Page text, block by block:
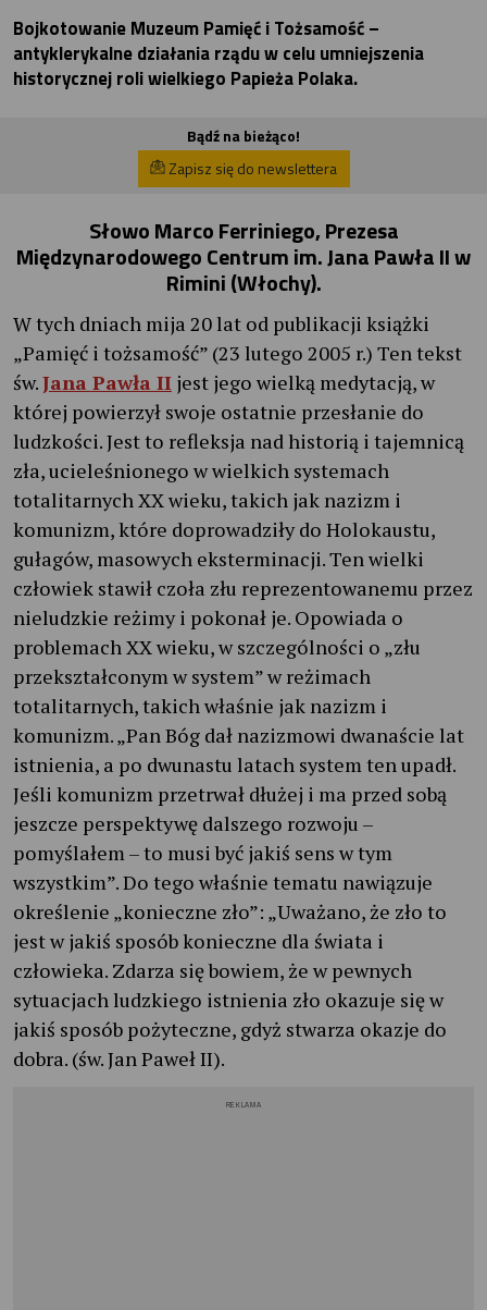
Bojkotowanie Muzeum Pamięć i Tożsamość –
antyklerykalne działania rządu w celu umniejszenia
historycznej roli wielkiego Papieża Polaka.
Bądź na bieżąco!
Zapisz się do newslettera
Słowo Marco Ferriniego, Prezesa
Międzynarodowego Centrum im. Jana Pawła II w
Rimini (Włochy).
W tych dniach mija 20 lat od publikacji książki
„Pamięć i tożsamość” (23 lutego 2005 r.) Ten tekst
św.Jana Pawła II jest jego wielką medytacją, w
której powierzył swoje ostatnie przesłanie do
ludzkości. Jest to refleksja nad historią i tajemnicą
zła, ucieleśnionego w wielkich systemach
totalitarnych XX wieku, takich jak nazizm i
komunizm, które doprowadziły do Holokaustu,
gułagów, masowych eksterminacji. Ten wielki
człowiek stawił czoła złu reprezentowanemu przez
nieludzkie reżimy i pokonał je. Opowiada o
problemach XX wieku, w szczególności o „złu
przekształconym w system” w reżimach
totalitarnych, takich właśnie jak nazizm i
komunizm. „Pan Bóg dał nazizmowi dwanaście lat
istnienia, a po dwunastu latach system ten upadł.
Jeśli komunizm przetrwał dłużej i ma przed sobą
jeszcze perspektywę dalszego rozwoju –
pomyślałem – to musi być jakiś sens w tym
wszystkim”. Do tego właśnie tematu nawiązuje
określenie „konieczne zło”: „Uważano, że zło to
jest w jakiś sposób konieczne dla świata i
człowieka. Zdarza się bowiem, że w pewnych
sytuacjach ludzkiego istnienia zło okazuje się w
jakiś sposób pożyteczne, gdyż stwarza okazje do
dobra. (św. Jan Paweł II).
REKLAMA